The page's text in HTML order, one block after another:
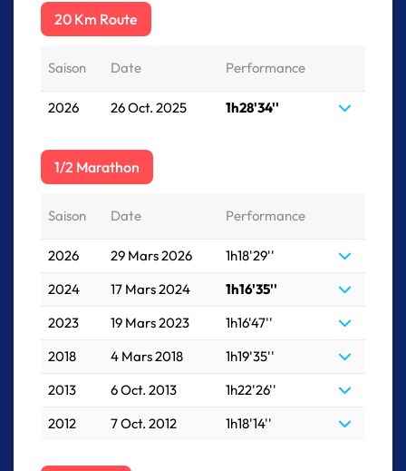
20 Km Route
Saison Date Performance
2026 26 Oct. 2025 1h28'34''
1/2 Marathon
Saison Date Performance
2026 29 Mars 2026
1h18'29''
2024
17 Mars 2024
1h16'35''
2023
19 Mars 2023
1h16'47''
2018
4 Mars 2018
1h19'35''
2013
6 Oct. 2013
1h22'26''
2012
7 Oct. 2012 1h18'14''